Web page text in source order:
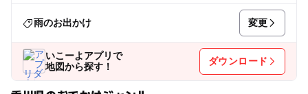
雨のお出かけ 変更
いこーよアプリで
地図から探す！
ダウンロード